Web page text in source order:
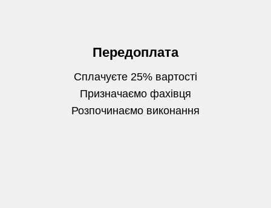
Передоплата
Сплачуєте 25% вартості
Призначаємо фахівця
Розпочинаємо виконання